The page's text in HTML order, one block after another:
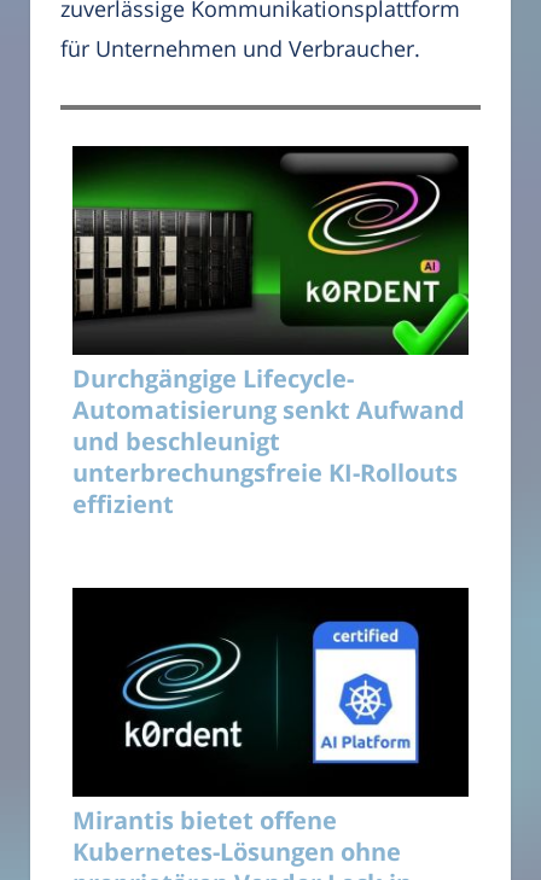
zuverlässige Kommunikationsplattform
für Unternehmen und Verbraucher.
Durchgängige Lifecycle-
Automatisierung senkt Aufwand
und beschleunigt
unterbrechungsfreie KI-Rollouts
effizient
Mirantis bietet offene
Kubernetes-Lösungen ohne